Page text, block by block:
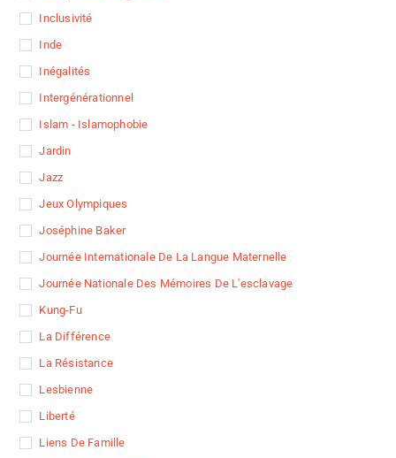
Inclusivité
Inde
Inégalités
Intergénérationnel
Islam - Islamophobie
Jardin
Jazz
Jeux Olympiques
Joséphine Baker
Journée Internationale De La Langue Maternelle
Journée Nationale Des Mémoires De L'esclavage
Kung-Fu
La Différence
La Résistance
Lesbienne
Liberté
Liens De Famille